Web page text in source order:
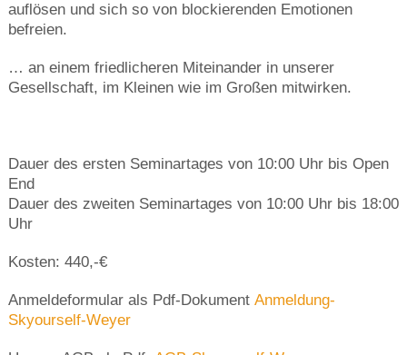
auflösen und sich so von blockierenden Emotionen
befreien.
… an einem friedlicheren Miteinander in unserer
Gesellschaft, im Kleinen wie im Großen mitwirken.
Dauer des ersten Seminartages von 10:00 Uhr bis Open
End
Dauer des zweiten Seminartages von 10:00 Uhr bis 18:00
Uhr
Kosten: 440,-€
Anmeldeformular als Pdf-Dokument Anmeldung-
Skyourself-Weyer